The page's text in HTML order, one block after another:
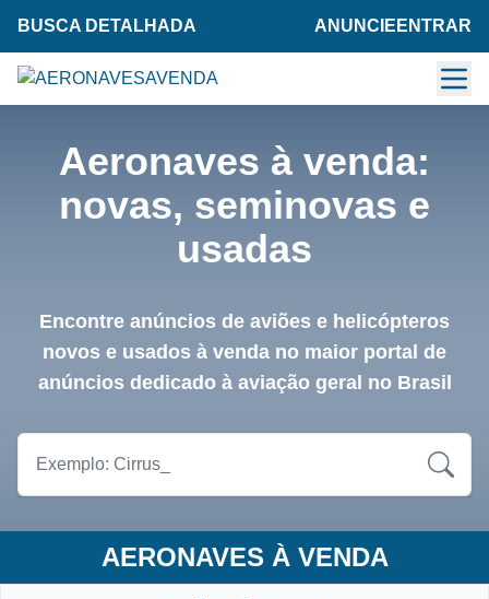
BUSCA DETALHADA ANUNCIE ENTRAR
Aeronaves à venda:
novas, seminovas e
usadas
Encontre anúncios de aviões e helicópteros
novos e usados à venda no maior portal de
anúncios dedicado à aviação geral no Brasil
AERONAVES À VENDA